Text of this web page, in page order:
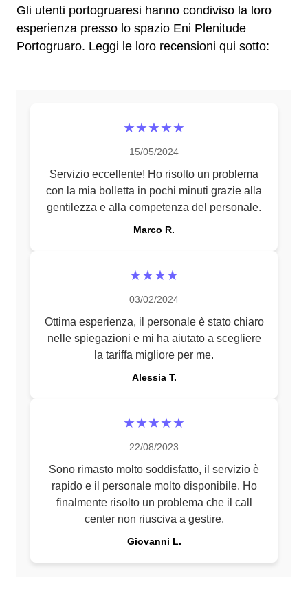
Gli utenti portogruaresi hanno condiviso la loro
esperienza presso lo spazio Eni Plenitude
Portogruaro. Leggi le loro recensioni qui sotto:
★★★★★
15/05/2024
Servizio eccellente! Ho risolto un problema
con la mia bolletta in pochi minuti grazie alla
gentilezza e alla competenza del personale.
Marco R.
★★★★
03/02/2024
Ottima esperienza, il personale è stato chiaro
nelle spiegazioni e mi ha aiutato a scegliere
la tariffa migliore per me.
Alessia T.
★★★★★
22/08/2023
Sono rimasto molto soddisfatto, il servizio è
rapido e il personale molto disponibile. Ho
finalmente risolto un problema che il call
center non riusciva a gestire.
Giovanni L.